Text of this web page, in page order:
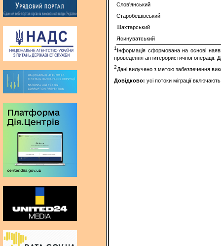
Слов'янський
Старобешівський
Шахтарський
Ясинуватський
1 Інформація сформована на основі
проведення антитерористичної операції.
2Дані вилучено з метою забезпечення
Довідково: усі потоки міграції